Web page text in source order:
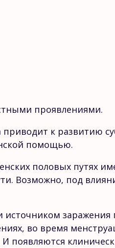
проявлениями.
к развитию
помощью.
половых путях
Возможно, под
заражения
во время
появляются